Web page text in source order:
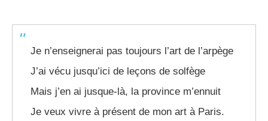
Je n’enseignerai pas toujours l’art de l’arpège
J’ai vécu jusqu’ici de leçons de solfège
Mais j’en ai jusque-là, la province m’ennuit
Je veux vivre à présent de mon art à Paris.